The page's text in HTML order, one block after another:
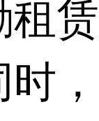
时